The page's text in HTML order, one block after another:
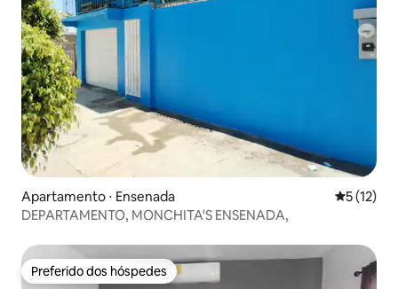
Apartamento ⋅ Ensenada 5 de uma
5 (12)
DEPARTAMENTO, MONCHITA'S ENSENADA,
Preferido dos hóspedes
Preferido dos hóspedes